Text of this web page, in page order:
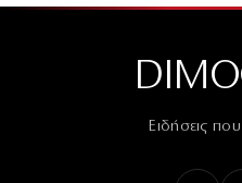
Ειδήσεις